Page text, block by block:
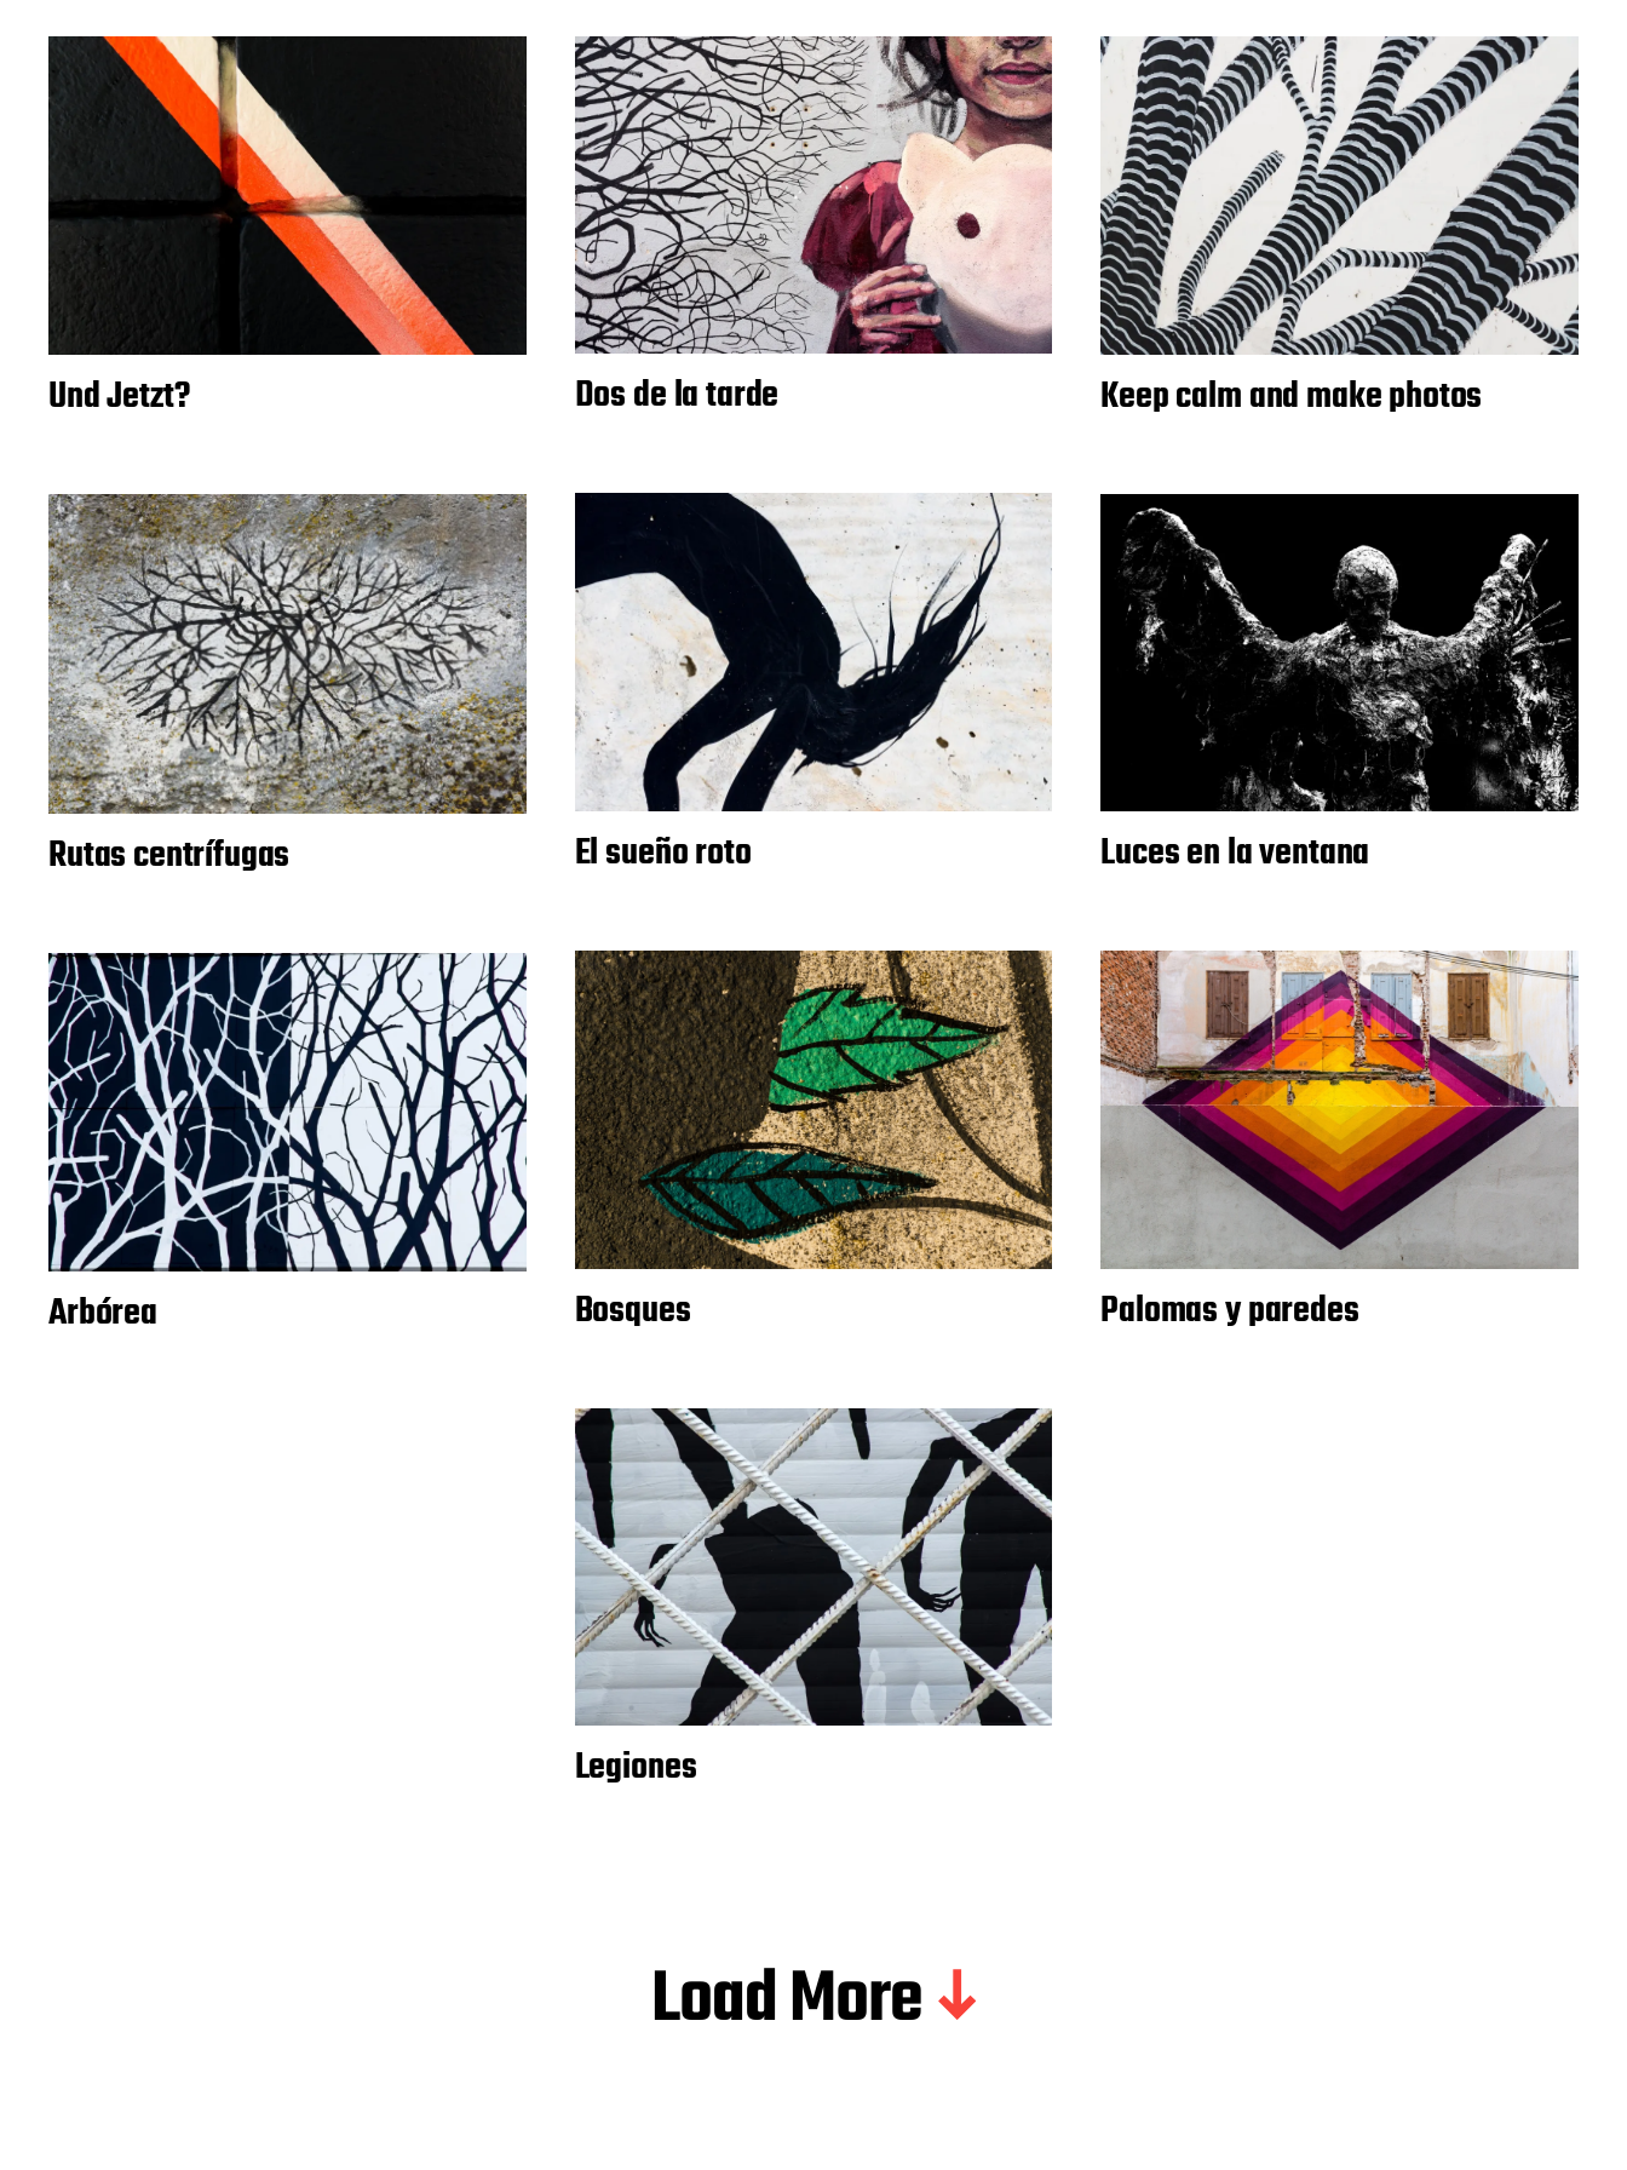
Und Jetzt? Dos de la tarde Keep calm and make photos
El sueño roto
Rutas centrífugas Luces en la ventana
Bosques Palomas y paredes
Arbórea
Legiones
Load More